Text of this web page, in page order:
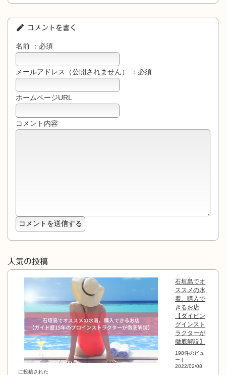
コメントを書く
名前 ：必須
メールアドレス（公開されません） ：必須
ホームページURL
コメント内容
人気の投稿
石垣島でオ
ススメの水
着、購入で
きるお店
【ダイビン
グインスト
ラクターが
徹底解説】
198件のビュ
ー |
2022/02/08
に投稿された